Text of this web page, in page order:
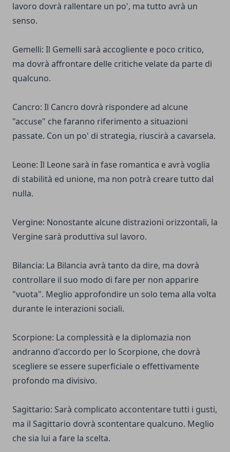
lavoro dovrà rallentare un po', ma tutto avrà un
senso.
Gemelli: Il Gemelli sarà accogliente e poco critico,
ma dovrà affrontare delle critiche velate da parte di
qualcuno.
Cancro: Il Cancro dovrà rispondere ad alcune
"accuse" che faranno riferimento a situazioni
passate. Con un po' di strategia, riuscirà a cavarsela.
Leone: Il Leone sarà in fase romantica e avrà voglia
di stabilità ed unione, ma non potrà creare tutto dal
nulla.
Vergine: Nonostante alcune distrazioni orizzontali, la
Vergine sarà produttiva sul lavoro.
Bilancia: La Bilancia avrà tanto da dire, ma dovrà
controllare il suo modo di fare per non apparire
"vuota". Meglio approfondire un solo tema alla volta
durante le interazioni sociali.
Scorpione: La complessità e la diplomazia non
andranno d'accordo per lo Scorpione, che dovrà
scegliere se essere superficiale o effettivamente
profondo ma divisivo.
Sagittario: Sarà complicato accontentare tutti i gusti,
ma il Sagittario dovrà scontentare qualcuno. Meglio
che sia lui a fare la scelta.